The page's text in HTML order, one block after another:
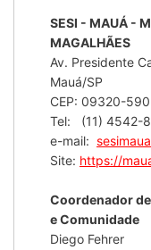
SESI - MAUÁ -
MAGALHÃES
Av. Presidente
Mauá/SP
CEP: 09320-590
Tel: (11) 4542-
e-mail:
Site: https://
Coordenador
e Comunidade
Diego Fehrer